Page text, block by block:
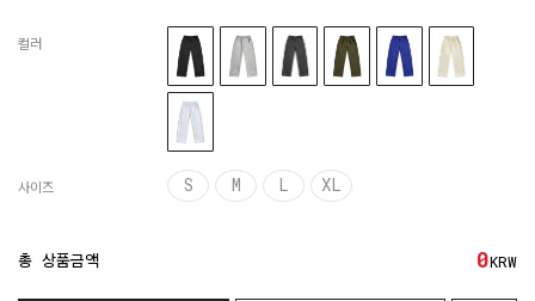
컬러
사이즈 S M L XL
총 상품금액 0KRW